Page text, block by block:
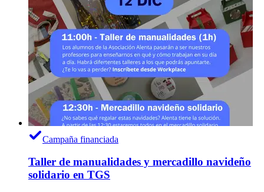
Campaña financiada
Taller de manualidades y mercadillo navideño
solidario en TGS